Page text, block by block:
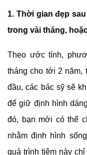
1. Thời gian đẹp
trong vài tháng,
Theo ước tính,
tháng cho tới 2 năm,
đầu, các bác sỹ sẽ
để giữ định hình
đó, bạn mới có thể
nhằm định hình
quá trình tiêm này